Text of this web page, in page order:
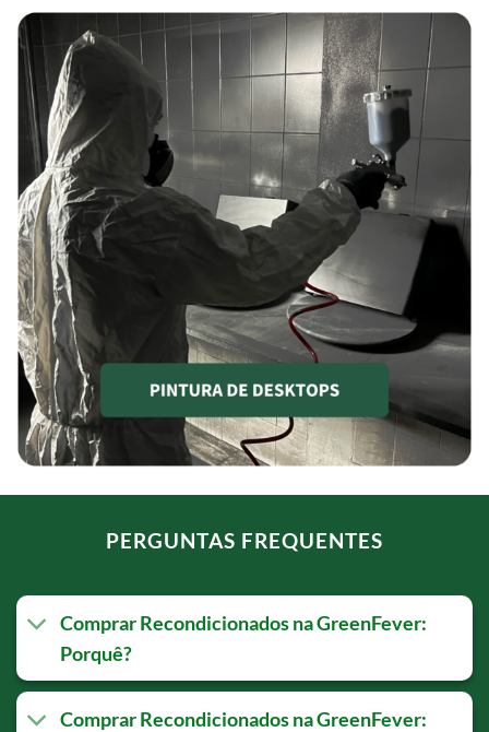
PERGUNTAS FREQUENTES
Comprar Recondicionados na GreenFever:
Porquê?
Comprar Recondicionados na GreenFever: